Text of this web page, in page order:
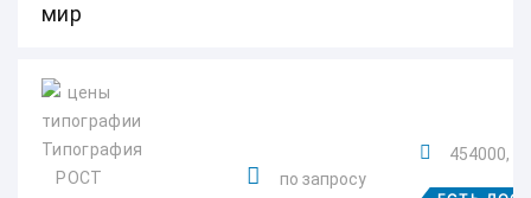
мир
по запросу
454000,